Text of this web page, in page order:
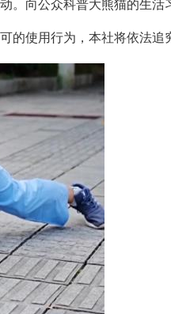
向公众科普大熊猫的生活
的使用行为，本社将依法追